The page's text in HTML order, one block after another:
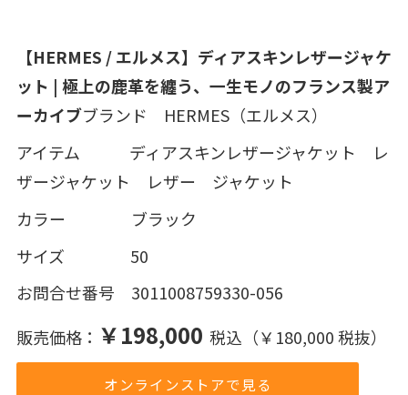
【HERMES / エルメス】ディアスキンレザージャケ
ット | 極上の鹿革を纏う、一生モノのフランス製ア
ーカイブブランド HERMES（エルメス）
アイテム ディアスキンレザージャケット レ
ザージャケット レザー ジャケット
カラー ブラック
サイズ 50
お問合せ番号 3011008759330-056
販売価格： ￥198,000 税込（￥180,000 税抜）
オンラインストアで見る